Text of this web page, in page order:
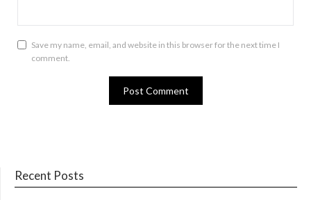
Save my name, email, and website in this browser for the next time I
comment.
Recent Posts